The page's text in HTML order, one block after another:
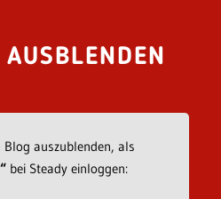
auszublenden, als
bei Steady einloggen: